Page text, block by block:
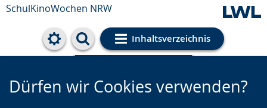
SchulKinoWochen NRW
Inhaltsverzeichnis
Cookie-Einstellungen
Dürfen wir Cookies verwenden?